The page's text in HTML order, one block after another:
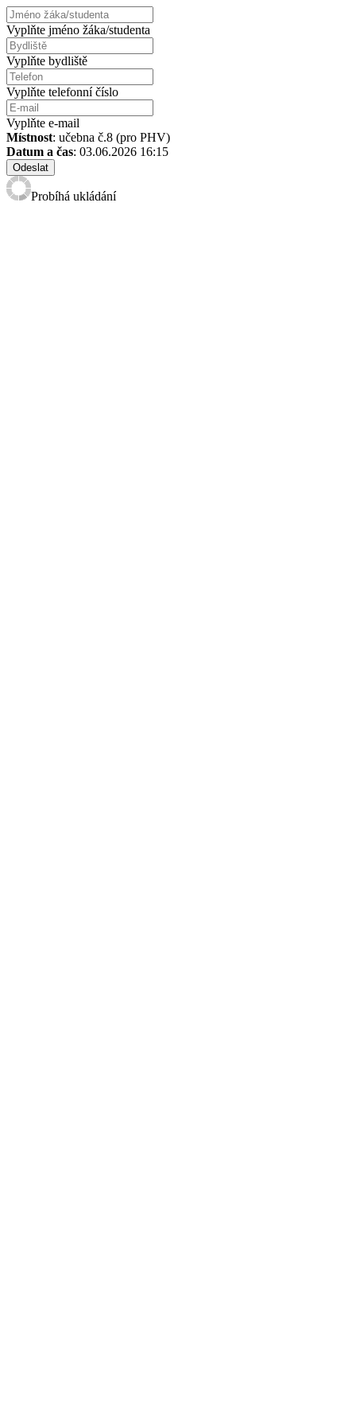
Vyplňte jméno žáka/studenta
Vyplňte bydliště
Vyplňte telefonní číslo
Vyplňte e-mail
Místnost: učebna č.8 (pro PHV)
Datum a čas: 03.06.2026 16:15
Odeslat
Probíhá ukládání